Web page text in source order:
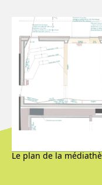
Le plan de la